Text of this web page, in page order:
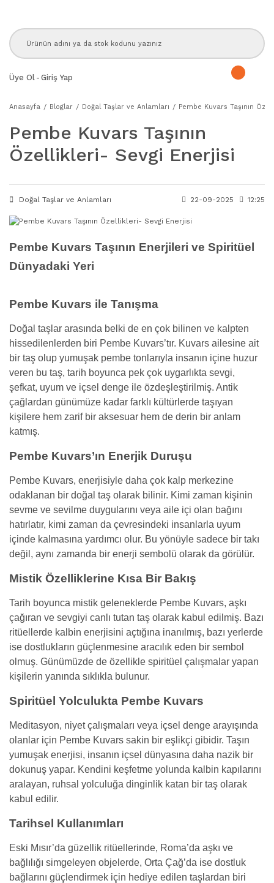
Üye Ol - Giriş Yap
Anasayfa Bloglar Doğal Taşlar ve Anlamları Pembe Kuvars Taşının
Pembe Kuvars Taşının
Özellikleri- Sevgi Enerjisi
Doğal Taşlar ve Anlamları 22-09-2025 12:25
Pembe Kuvars Taşının Enerjileri ve Spiritüel
Dünyadaki Yeri
Pembe Kuvars ile Tanışma
Doğal taşlar arasında belki de en çok bilinen ve kalpten
hissedilenlerden biri Pembe Kuvars’tır. Kuvars ailesine ait
bir taş olup yumuşak pembe tonlarıyla insanın içine huzur
veren bu taş, tarih boyunca pek çok uygarlıkta sevgi,
şefkat, uyum ve içsel denge ile özdeşleştirilmiş. Antik
çağlardan günümüze kadar farklı kültürlerde taşıyan
kişilere hem zarif bir aksesuar hem de derin bir anlam
katmış.
Pembe Kuvars’ın Enerjik Duruşu
Pembe Kuvars, enerjisiyle daha çok kalp merkezine
odaklanan bir doğal taş olarak bilinir. Kimi zaman kişinin
sevme ve sevilme duygularını veya aile içi olan bağını
hatırlatır, kimi zaman da çevresindeki insanlarla uyum
içinde kalmasına yardımcı olur. Bu yönüyle sadece bir takı
değil, aynı zamanda bir enerji sembolü olarak da görülür.
Mistik Özelliklerine Kısa Bir Bakış
Tarih boyunca mistik geleneklerde Pembe Kuvars, aşkı
çağıran ve sevgiyi canlı tutan taş olarak kabul edilmiş. Bazı
ritüellerde kalbin enerjisini açtığına inanılmış, bazı yerlerde
ise dostlukların güçlenmesine aracılık eden bir sembol
olmuş. Günümüzde de özellikle spiritüel çalışmalar yapan
kişilerin yanında sıklıkla bulunur.
Spiritüel Yolculukta Pembe Kuvars
Meditasyon, niyet çalışmaları veya içsel denge arayışında
olanlar için Pembe Kuvars sakin bir eşlikçi gibidir. Taşın
yumuşak enerjisi, insanın içsel dünyasına daha nazik bir
dokunuş yapar. Kendini keşfetme yolunda kalbin kapılarını
aralayan, ruhsal yolculuğa dinginlik katan bir taş olarak
kabul edilir.
Tarihsel Kullanımları
Eski Mısır’da güzellik ritüellerinde, Roma’da aşkı ve
bağlılığı simgeleyen objelerde, Orta Çağ’da ise dostluk
bağlarını güçlendirmek için hediye edilen taşlardan biri